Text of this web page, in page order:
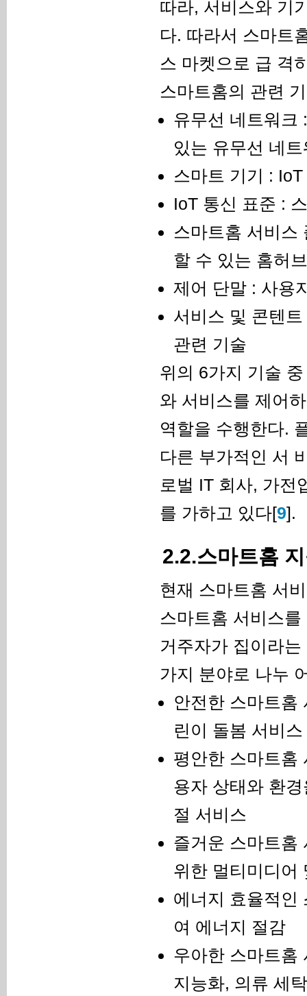
따라, 서비스와 기
다. 따라서 스마트
스 마켓으로 급 격
스마트홈의 관련
유무선 네트워크
있는 유무선 네
스마트 기기 :
IoT 통신 표준 :
스마트홈 서비스
할 수 있는 홈허
제어 단말 : 사용
서비스 및 콘텐
관련 기술
위의 6가지 기술
와 서비스를 제어
역할을 수행한다.
다른 부가적인 서
로벌 IT 회사, 가전
를 가하고 있다[9].
2.2.스마트홈
현재 스마트홈 서
스마트홈 서비스
거주자가 집이라
가지 분야로 나누
안전한 스마트홈
린이 돌봄 서비
평안한 스마트홈
용자 상태와 환
절 서비스
즐거운 스마트홈
위한 멀티미디어
에너지 효율적인
여 에너지 절감
우아한 스마트홈
지능화, 의류 세